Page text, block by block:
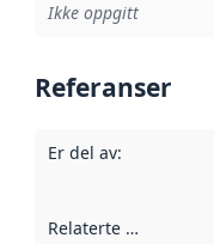
Ikke oppgitt
Referanser
Er del av:
Relaterte ressurser